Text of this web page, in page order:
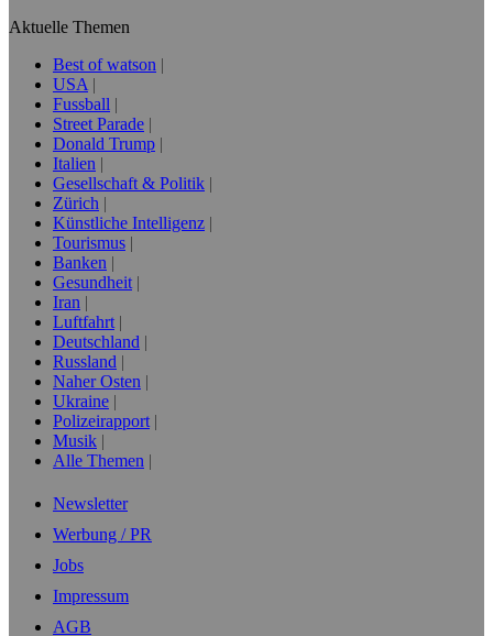
Aktuelle Themen
Best of watson
USA
Fussball
Street Parade
Donald Trump
Italien
Gesellschaft & Politik
Zürich
Künstliche Intelligenz
Tourismus
Banken
Gesundheit
Iran
Luftfahrt
Deutschland
Russland
Naher Osten
Ukraine
Polizeirapport
Musik
Alle Themen
Newsletter
Werbung / PR
Jobs
Impressum
AGB